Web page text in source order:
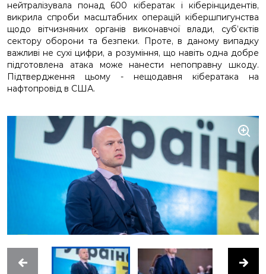
нейтралізувала понад 600 кібератак і кіберінцидентів,
викрила спроби масштабних операцій кібершпигунства
щодо вітчизняних органів виконавчої влади, суб’єктів
сектору оборони та безпеки. Проте, в даному випадку
важливі не сухі цифри, а розуміння, що навіть одна добре
підготовлена атака може нанести непоправну шкоду.
Підтвердження цьому - нещодавня кібератака на
нафтопровід в США.